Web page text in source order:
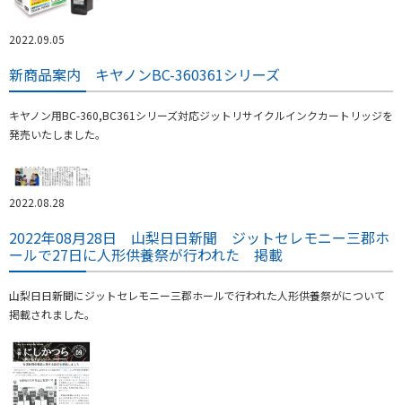
2022.09.05
新商品案内 キヤノンBC-360361シリーズ
キヤノン用BC-360,BC361シリーズ対応ジットリサイクルインクカートリッジを
発売いたしました。
2022.08.28
2022年08月28日 山梨日日新聞 ジットセレモニー三郡ホ
ールで27日に人形供養祭が行われた 掲載
山梨日日新聞にジットセレモニー三郡ホールで行われた人形供養祭がについて
掲載されました。